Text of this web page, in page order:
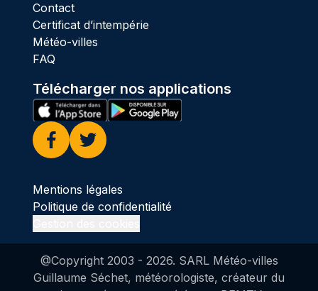
Contact
Certificat d’intempérie
Météo-villes
FAQ
Télécharger nos applications
Facebook
Twitter
Mentions légales
Politique de confidentialité
@Copyright 2003 - 2026. SARL Météo-villes
Guillaume Séchet, météorologiste, créateur du